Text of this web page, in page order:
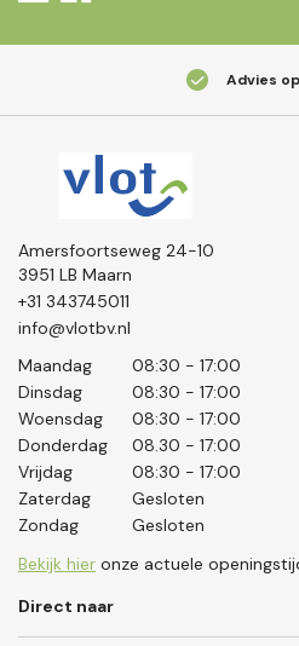
Advies
Amersfoortseweg 24-10
3951 LB Maarn
+31 343745011
info@vlotbv.nl
Maandag
08:30 - 17:00
Dinsdag
08:30 - 17:00
Woensdag
08:30 - 17:00
Donderdag
08.30 - 17:00
Vrijdag
08:30 - 17:00
Zaterdag
Gesloten
Zondag
Gesloten
Bekijk hier onze actuele
Direct naar